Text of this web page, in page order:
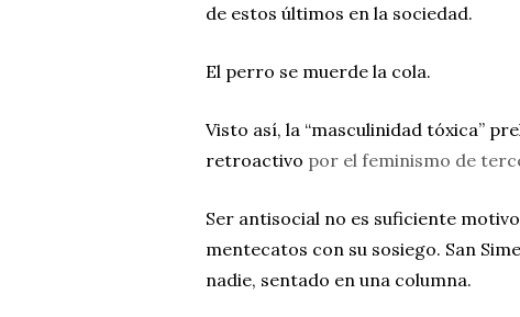
de estos últimos en la sociedad.
El perro se muerde la cola.
Visto así, la “masculinidad tóxica”
retroactivo por el feminismo de
Ser antisocial no es suficiente
mentecatos con su sosiego. San
nadie, sentado en una columna.